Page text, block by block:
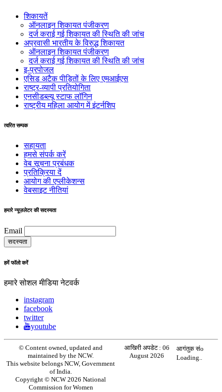
शिकायतें
ऑनलाइन शिकायत पंजीकरण
दर्ज कराई गई शिकायत की स्थिति की जांच
अप्रवासी भारतीय के विरुद्ध शिकायत
ऑनलाइन शिकायत पंजीकरण
दर्ज कराई गई शिकायत की स्थिति की जांच
इ-प्रपोजल
एसिड अटैक पीड़ितों के लिए एमआईएस
राष्ट्र-व्यापी प्रतियोगिता
एनसीडब्ल्यू स्टाफ लॉगिन
राष्ट्रीय महिला आयोग में इंटर्नशिप
त्वरित सम्पक
सहायता
हमसे संपर्क करें
वेब सूचना प्रबंधक
प्रतिक्रिया दें
आयोग की एप्लीकेशन्स
वेबसाइट नीतियां
हमारे न्यूज़लेटर की सदस्यता
Email
हमें फॉलो करें
हमारे सोशल मीडिया नेटवर्क
instagram
facebook
twitter
youtube
© Content owned, updated and
maintained by the NCW.
This website belongs NCW, Government
of India.
Copyright © NCW 2026 National
Commission for Women
आखिरी अपडेट : 06
August 2026
आगंतुक संo
Loading..